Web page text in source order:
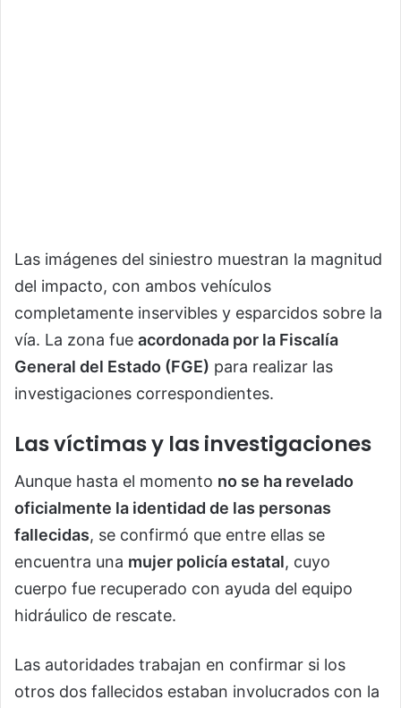
Las imágenes del siniestro muestran la magnitud
del impacto, con ambos vehículos
completamente inservibles y esparcidos sobre la
vía. La zona fue acordonada por la Fiscalía
General del Estado (FGE) para realizar las
investigaciones correspondientes.
Las víctimas y las investigaciones
Aunque hasta el momento no se ha revelado
oficialmente la identidad de las personas
fallecidas, se confirmó que entre ellas se
encuentra una mujer policía estatal, cuyo
cuerpo fue recuperado con ayuda del equipo
hidráulico de rescate.
Las autoridades trabajan en confirmar si los
otros dos fallecidos estaban involucrados con la